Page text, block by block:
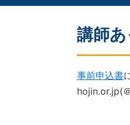
講師
事前申込書
hojin.or.jp(